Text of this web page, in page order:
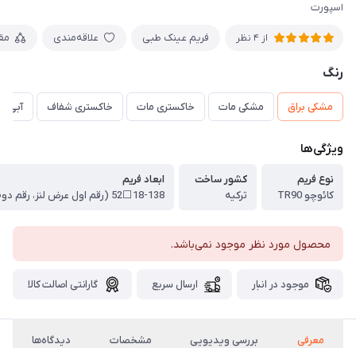
اسپورت
از 4 نظر فریم عینک طبی علاقه‌مندی
رنگ
مشکی براق مشکی مات خاکستری مات خاکستری شفاف آبی
ویژگی‌ها
نوع فریم
کائوچو TR90
کشور ساخت
ترکیه
ابعاد فریم
محصول مورد نظر موجود نمی‌باشد.
موجود در انبار ارسال سریع گارانتی اصالت کالا
معرفی بررسی ویدیویی مشخصات دیدگاه‌ها